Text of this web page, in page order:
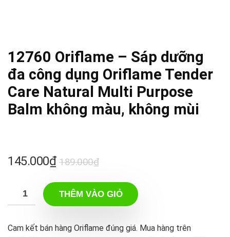
12760 Oriflame – Sáp dưỡng
đa công dụng Oriflame Tender
Care Natural Multi Purpose
Balm không màu, không mùi
189.000₫Giá
là:
189.000₫.
145.000₫
Giá
tại
là:
THÊM VÀO GIỎ
Cam kết bán hàng Oriflame đúng giá. Mua hàng trên